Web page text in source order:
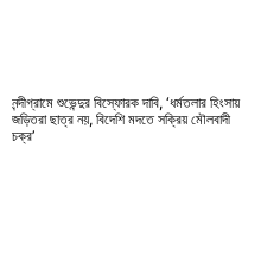
নন্দীগ্রামে শুভেন্দুর বিস্ফোরক দাবি, ‘ধর্মতলার হিংসায়
জড়িতরা ছাত্র নয়, বিদেশি মদতে সক্রিয় মৌলবাদী
চক্র’